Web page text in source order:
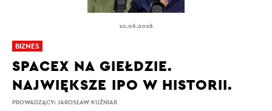
10.06.2026
PROWADZĄCY: JAROSŁAW KUŹNIAR
SPACEX NA GIEŁDZIE.
NAJWIĘKSZE IPO W HISTORII.
BIZNES